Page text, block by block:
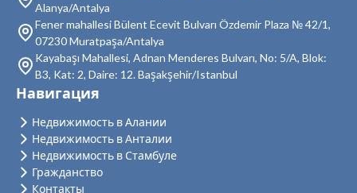
Недвижимость в Султангази
Недвижимость в Силиври
Недвижимость в Шишли
Недвижимость в Адаляр
Недвижимость в Аташехир
Alanya/Antalya
Fener mahallesi Bülent Ecevit Bulvarı Özdemir Plaza № 42/1,
07230 Muratpaşa/Antalya
Kayabaşı Mahallesi, Adnan Menderes Bulvarı, No: 5/A, Blok:
B3, Kat: 2, Daire: 12. Başakşehir/Istanbul
Навигация
Недвижимость в Алании
Недвижимость в Анталии
Недвижимость в Стамбуле
Гражданство
Контакты